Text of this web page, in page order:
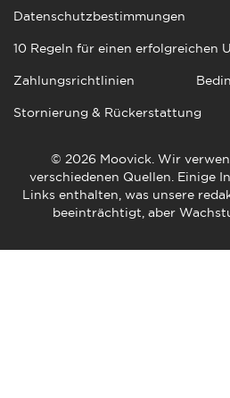
© 2026 Moovick. Wir
verschiedenen Quellen. Einige
Links enthalten, was unsere
beeinträchtigt, aber
Datenschutzbestimmungen
10 Regeln für einen erfolgreichen
Zahlungsrichtlinien
Stornierung & Rückerstattung